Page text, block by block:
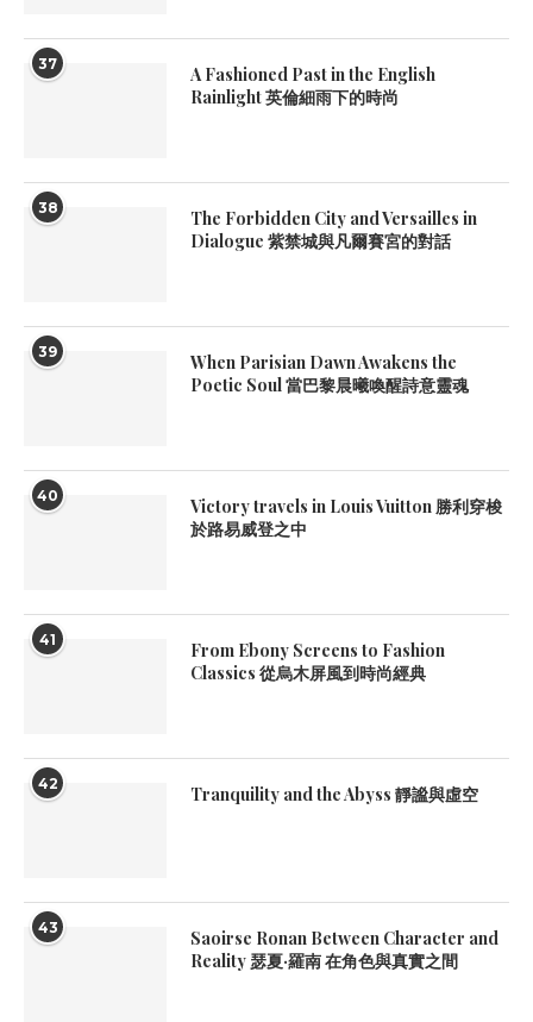
37
A Fashioned Past in the English
Rainlight 英倫細雨下的時尚
38
The Forbidden City and Versailles in
Dialogue 紫禁城與凡爾賽宮的對話
39
When Parisian Dawn Awakens the
Poetic Soul 當巴黎晨曦喚醒詩意靈魂
40
Victory travels in Louis Vuitton 勝利穿梭
於路易威登之中
41
From Ebony Screens to Fashion
Classics 從烏木屏風到時尚經典
42 Tranquility and the Abyss 靜謐與虛空
43
Saoirse Ronan Between Character and
Reality 瑟夏·羅南 在角色與真實之間